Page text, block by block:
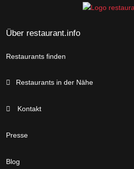
Über restaurant.info
Restaurants finden
Restaurants in der Nähe
Kontakt
Presse
Blog